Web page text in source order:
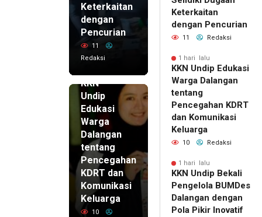
Keterkaitan
dengan
Pencurian
11
Redaksi
KKN
Undip
Edukasi
Warga
Dalangan
tentang
Pencegahan
KDRT dan
Komunikasi
Keluarga
10
Keterkaitan
dengan Pencurian
11 Redaksi
1 hari lalu
KKN Undip Edukasi
Warga Dalangan
tentang
Pencegahan KDRT
dan Komunikasi
Keluarga
10 Redaksi
1 hari lalu
KKN Undip Bekali
Pengelola BUMDes
Dalangan dengan
Pola Pikir Inovatif